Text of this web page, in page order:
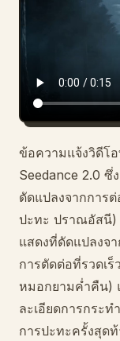
ราคา
ดาวน์โหลด
บล็อก
อัปเดต
ข้อความแจ้งวิดีโ
Seedance 2.0 ซึ่
ดัดแปลงจากการ
ปะทะ ปราณอัสนี)
แสดงที่ดัดแปลงจ
การตัดต่อที่รวดเ
หมอกยามค่ำคืน)
ละเอียดการกระ
การปะทะครั้งสุดท้